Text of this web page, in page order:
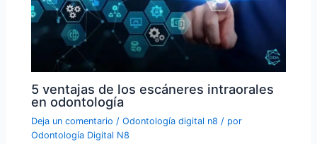
5 ventajas de los escáneres intraorales
en odontología
Deja un comentario /Odontología digital n8 / por
Odontología Digital N8